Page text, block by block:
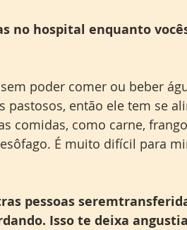
no hospital enquanto
poder comer ou beber
então ele tem se
comidas, como carne,
É muito difícil para
pessoas
Isso te deixa